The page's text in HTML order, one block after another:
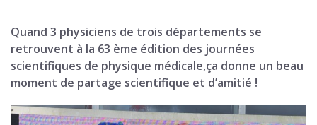
Quand 3 physiciens de trois départements se
retrouvent à la 63 ème édition des journées
scientifiques de physique médicale,ça donne un beau
moment de partage scientifique et d’amitié !